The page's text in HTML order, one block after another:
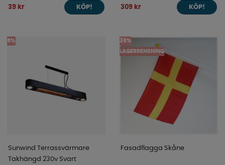
39 kr KÖP! 309 kr KÖP!
5%
Sunwind Terrassvärmare
Takhängd 230v Svart
36%
LAGERRENSNING
Fasadflagga Skåne